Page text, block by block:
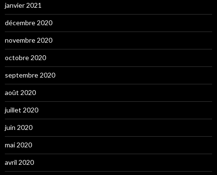
janvier 2021
décembre 2020
novembre 2020
octobre 2020
septembre 2020
août 2020
juillet 2020
juin 2020
mai 2020
avril 2020